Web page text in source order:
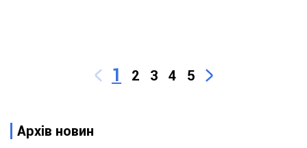
1 2 3 4 5
Архів новин